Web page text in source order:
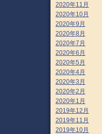
2020年11月
2020年10月
2020年9月
2020年8月
2020年7月
2020年6月
2020年5月
2020年4月
2020年3月
2020年2月
2020年1月
2019年12月
2019年11月
2019年10月